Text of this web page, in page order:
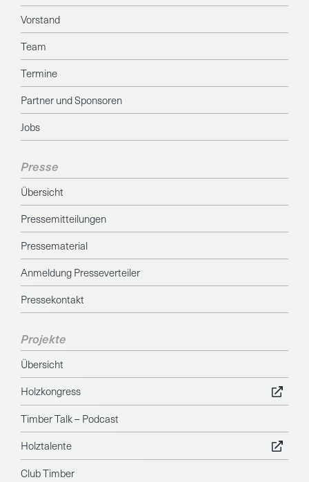
Vorstand
Team
Termine
Partner und Sponsoren
Jobs
Presse
Übersicht
Pressemitteilungen
Pressematerial
Anmeldung Presseverteiler
Pressekontakt
Projekte
Übersicht
Holzkongress
Timber Talk – Podcast
Holztalente
Club Timber